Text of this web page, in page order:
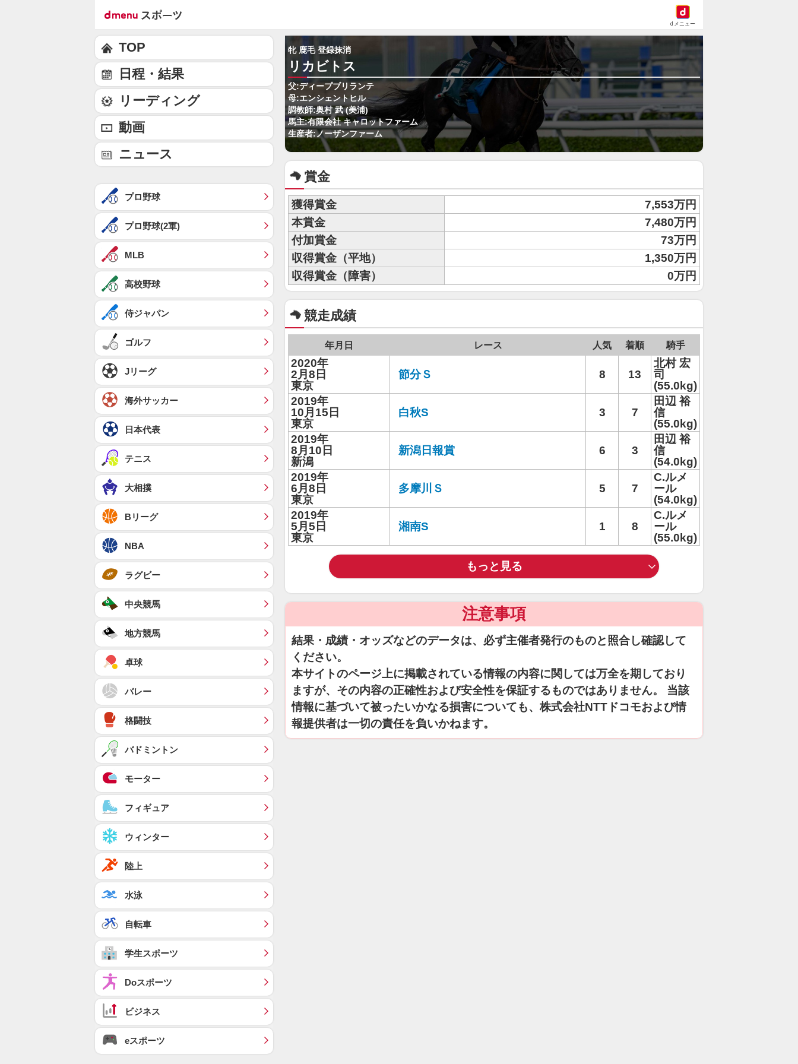
dメニュー
牝 鹿毛 登録抹消
リカビトス
父:ディープブリランテ
母:エンシェントヒル
調教師:奥村 武 (美浦)
馬主:有限会社 キャロットファーム
生産者:ノーザンファーム
賞金
獲得賞金
7,553万円
本賞金
7,480万円
付加賞金
73万円
収得賞金（平地）
1,350万円
収得賞金（障害）
0万円
競走成績
年月日 レース 人気 着順 騎手
2020年
2月8日
東京
節分Ｓ 8 13
北村 宏
司
(55.0kg)
2019年
10月15日
東京
白秋S 3 7
田辺 裕
信
(55.0kg)
2019年
8月10日
新潟
新潟日報賞 6 3
田辺 裕
信
(54.0kg)
2019年
6月8日
東京
多摩川Ｓ 5 7
C.ルメ
ール
(54.0kg)
2019年
5月5日
東京
湘南S 1 8
C.ルメ
ール
(55.0kg)
もっと見る
注意事項
結果・成績・オッズなどのデータは、必ず主催者発行のものと照合し確認して
ください。
本サイトのページ上に掲載されている情報の内容に関しては万全を期しており
ますが、その内容の正確性および安全性を保証するものではありません。 当該
情報に基づいて被ったいかなる損害についても、株式会社NTTドコモおよび情
報提供者は一切の責任を負いかねます。
TOP
日程・結果
リーディング
動画
ニュース
プロ野球
プロ野球(2軍)
MLB
高校野球
侍ジャパン
ゴルフ
Jリーグ
海外サッカー
日本代表
テニス
大相撲
Bリーグ
NBA
ラグビー
中央競馬
地方競馬
卓球
バレー
格闘技
バドミントン
モーター
フィギュア
ウィンター
陸上
水泳
自転車
学生スポーツ
Doスポーツ
ビジネス
eスポーツ